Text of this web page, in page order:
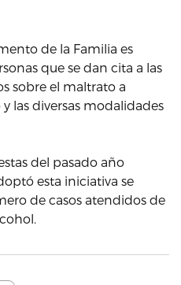
de la Familia es
que se dan cita a las
sobre el maltrato a
las diversas modalidades
del pasado año
esta iniciativa se
de casos atendidos de